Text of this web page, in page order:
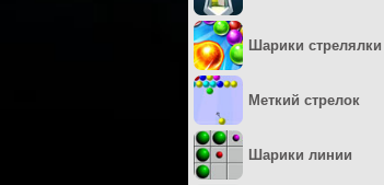
Шарики стрелялки
Меткий стрелок
Шарики линии